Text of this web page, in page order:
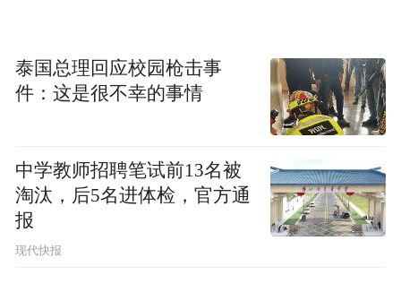
得复活， V8和W12两个版本都有可能被挂上
Horch的名号（类似于迈巴赫S680和迈巴赫
S560）。其中4.0T V8版本将会拥有460马
力，而W12发动机则会是隔壁Bengayta顶配
版本同款，最高可以拥有585马力。不过，新
车或也将成为绝版，因为下一代奥迪A8可能
是全电动的，和有可能与保时捷Taycan共享
泰国总理回应校园枪击事
件：这是很不幸的事情
中学教师招聘笔试前13名被
淘汰，后5名进体检，官方通
报
现代快报